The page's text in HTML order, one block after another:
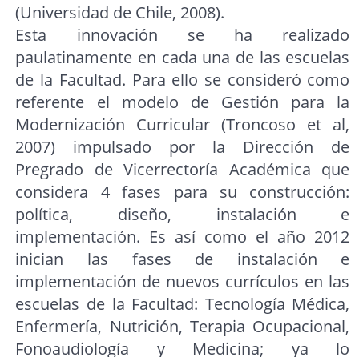
(Universidad de Chile, 2008).
Esta innovación se ha realizado
paulatinamente en cada una de las escuelas
de la Facultad. Para ello se consideró como
referente el modelo de Gestión para la
Modernización Curricular (Troncoso et al,
2007) impulsado por la Dirección de
Pregrado de Vicerrectoría Académica que
considera 4 fases para su construcción:
política, diseño, instalación e
implementación. Es así como el año 2012
inician las fases de instalación e
implementación de nuevos currículos en las
escuelas de la Facultad: Tecnología Médica,
Enfermería, Nutrición, Terapia Ocupacional,
Fonoaudiología y Medicina; ya lo